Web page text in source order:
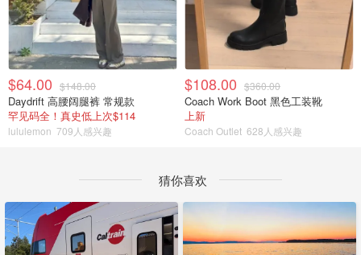
$64.00 $148.00
Daydrift 高腰阔腿裤 常规款
罕见码全！真史低上次$114
lululemon 709人感兴趣
$108.00 $360.00
Coach Work Boot 黑色工装靴
上新
Coach Outlet 628人感兴趣
猜你喜欢